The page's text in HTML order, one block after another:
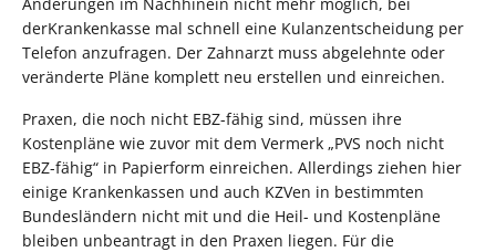
derKrankenkasse mal schnell eine Kulanzentscheidung per
Telefon anzufragen. Der Zahnarzt muss abgelehnte oder
veränderte Pläne komplett neu erstellen und einreichen.
Praxen, die noch nicht EBZ-fähig sind, müssen ihre
Kostenpläne wie zuvor mit dem Vermerk „PVS noch nicht
EBZ-fähig“ in Papierform einreichen. Allerdings ziehen hier
einige Krankenkassen und auch KZVen in bestimmten
Bundesländern nicht mit und die Heil- und Kostenpläne
bleiben unbeantragt in den Praxen liegen. Für die